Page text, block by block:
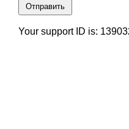
Отправить
Your support ID is: